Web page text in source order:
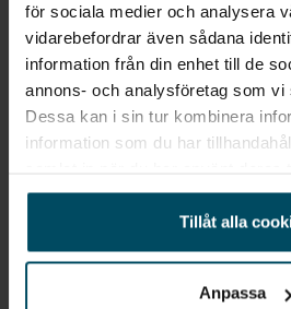
för sociala medier och analysera
vidarebefordrar även sådana
information från din enhet till de
annons- och analysföretag som vi
Dessa kan i sin tur kombinera
information som du har
Tillåt alla
Anpassa
Kontakta våra